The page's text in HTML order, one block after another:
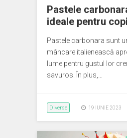
Pastele
ideale pentru
Pastele carbonara sunt
mâncare italienească
lume pentru gustul lor
savuros. În plus,…
Diverse 19 IUNIE 2023